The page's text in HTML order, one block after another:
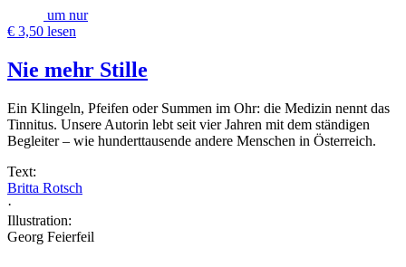
um nur
€ 3,50 lesen
Nie mehr Stille
Ein Klingeln, Pfeifen oder Summen im Ohr: die Medizin nennt das
Tinnitus. Unsere Autorin lebt seit vier Jahren mit dem ständigen
Begleiter – wie hunderttausende andere Menschen in Österreich.
Text:
Britta Rotsch
·
Illustration:
Georg Feierfeil